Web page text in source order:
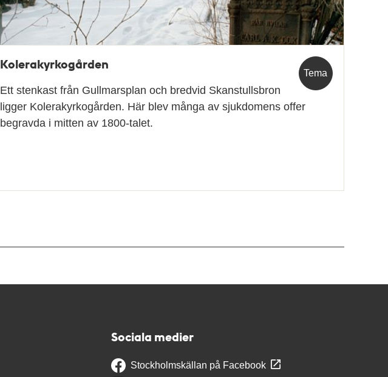
Tema
Kolerakyrkogården
Ett stenkast från Gullmarsplan och bredvid Skanstullsbron
ligger Kolerakyrkogården. Här blev många av sjukdomens offer
begravda i mitten av 1800-talet.
Sociala medier
Stockholmskällan på Facebook